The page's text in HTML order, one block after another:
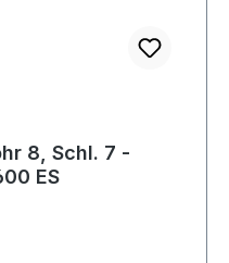
8, Schl. 7 -
ES